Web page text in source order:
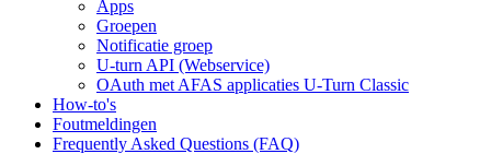
Apps
Groepen
Notificatie groep
U-turn API (Webservice)
OAuth met AFAS applicaties U-Turn Classic
How-to's
Foutmeldingen
Frequently Asked Questions (FAQ)